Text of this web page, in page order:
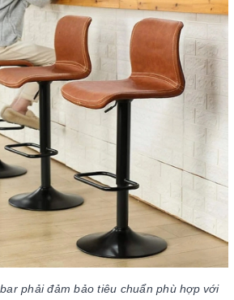
phải đảm bảo tiêu chuẩn phù hợp với